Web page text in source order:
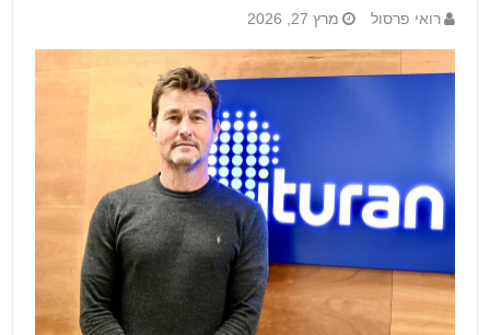
רואי פרסול מרץ 27, 2026